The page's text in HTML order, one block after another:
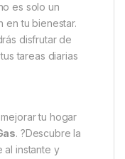
es solo un
en tu bienestar.
disfrutar de
tareas diarias
tu hogar
. ?Descubre la
al instante y